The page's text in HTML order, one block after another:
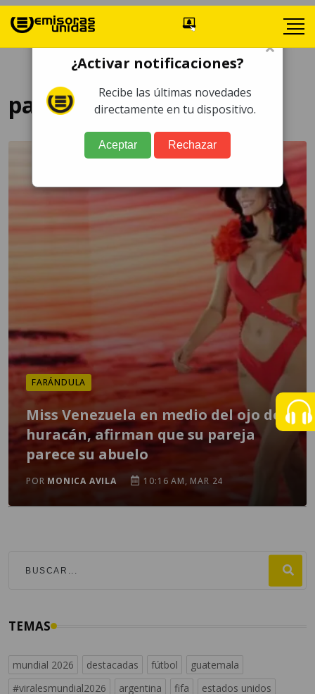
pareja de miss venezuela
FARÁNDULA
Miss Venezuela en medio del ojo de
huracán, afirman que su pareja
parece su abuelo
POR MONICA AVILA 10:16 AM, MAR 24
TEMAS
mundial 2026 destacadas fútbol
guatemala
#viralesmundial2026
argentina fifa
estados unidos
×
¿Activar notificaciones?
Recibe las últimas novedades
directamente en tu dispositivo.
Aceptar Rechazar